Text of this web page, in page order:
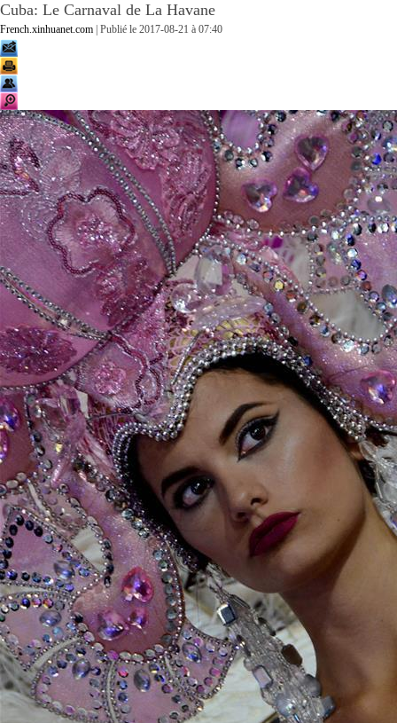
Cuba: Le Carnaval de La Havane
French.xinhuanet.com | Publié le 2017-08-21 à 07:40